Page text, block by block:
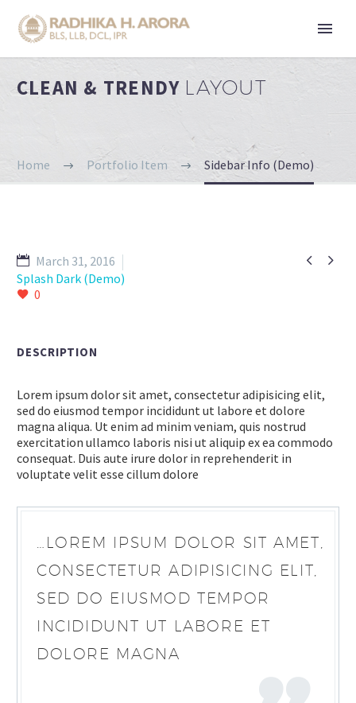
CLEAN & TRENDY LAYOUT
Home Portfolio Item Sidebar Info (Demo)
 
March 31, 2016
Splash Dark (Demo)
0
DESCRIPTION
Lorem ipsum dolor sit amet, consectetur adipisicing elit,
sed do eiusmod tempor incididunt ut labore et dolore
magna aliqua. Ut enim ad minim veniam, quis nostrud
exercitation ullamco laboris nisi ut aliquip ex ea commodo
consequat. Duis aute irure dolor in reprehenderit in
voluptate velit esse cillum dolore
…LOREM IPSUM DOLOR SIT AMET,
CONSECTETUR ADIPISICING ELIT,
SED DO EIUSMOD TEMPOR
INCIDIDUNT UT LABORE ET
DOLORE MAGNA